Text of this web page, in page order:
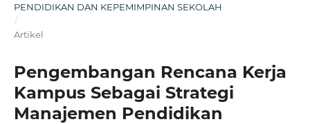
PENDIDIKAN DAN KEPEMIMPINAN SEKOLAH
/
Artikel
Pengembangan Rencana Kerja
Kampus Sebagai Strategi
Manajemen Pendidikan